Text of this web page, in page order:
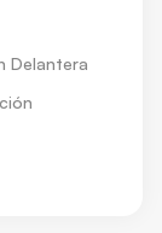
Delantera